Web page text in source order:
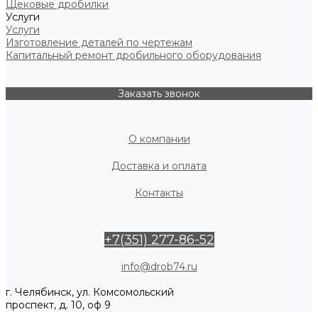
Щековые дробилки
Услуги
Услуги
Изготовление деталей по чертежам
Капитальный ремонт дробильного оборудования
Заказать звонок
О компании
Доставка и оплата
Контакты
+7(351) 277-86-52
info@drob74.ru
г. Челябинск, ул. Комсомольский
проспект, д. 10, оф 9